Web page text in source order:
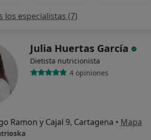
los especialistas (7)
Julia Huertas García
Dietista nutricionista
4 opiniones
Ramon y Cajal 9, Cartagena • Mapa